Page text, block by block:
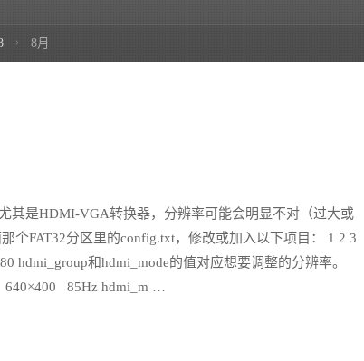
8月
其是HDMI-VGA转换器，分辨率可能会明显不对（过大或
个FAT32分区里的config.txt，修改或加入以下项目： 1 2 3
hdmi_group和hdmi_mode的值对应想要调整的分辨率。
640×400 85Hz hdmi_m …